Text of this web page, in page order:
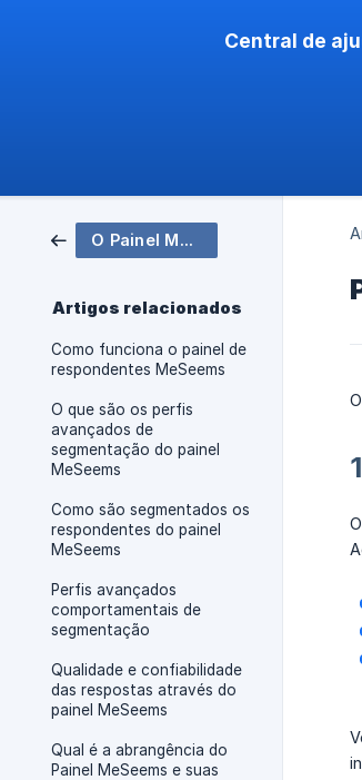
Central de
O Painel MeSeems
Artigos relacionados
Como funciona o painel de
respondentes MeSeems
O que são os perfis
avançados de
segmentação do painel
MeSeems
Como são segmentados os
respondentes do painel
MeSeems
Perfis avançados
comportamentais de
segmentação
Qualidade e confiabilidade
das respostas através do
painel MeSeems
Qual é a abrangência do
Painel MeSeems e suas